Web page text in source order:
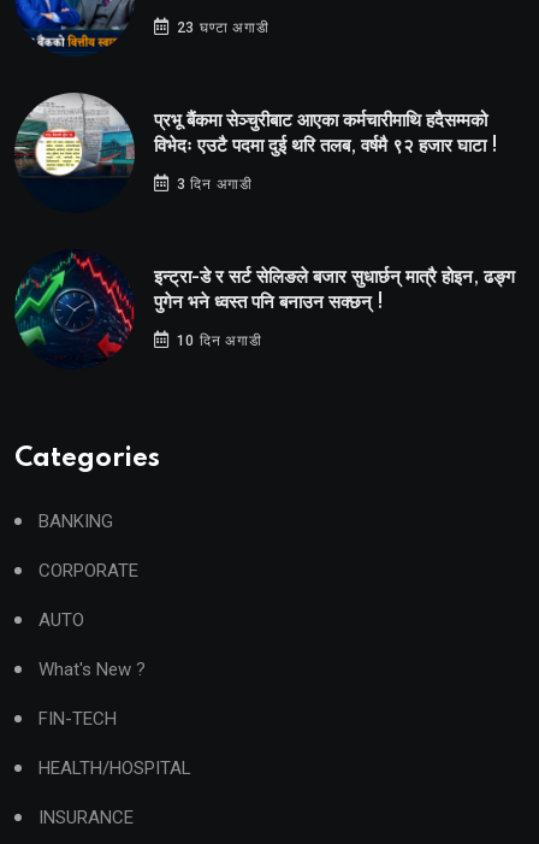
23 घण्टा अगाडी
प्रभू बैंकमा सेञ्चुरीबाट आएका कर्मचारीमाथि हदैसम्मको
विभेदः एउटै पदमा दुई थरि तलब, वर्षमै ९२ हजार घाटा !
3 दिन अगाडी
इन्ट्रा-डे र सर्ट सेलिङले बजार सुधार्छन् मात्रै होइन, ढङ्ग
पुगेन भने ध्वस्त पनि बनाउन सक्छन् !
10 दिन अगाडी
Categories
BANKING
CORPORATE
AUTO
What's New ?
FIN-TECH
HEALTH/HOSPITAL
INSURANCE